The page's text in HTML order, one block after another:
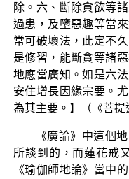
除。六、斷除貪欲等
過患，及墮惡趣等當
常可破壞法，此定不
是修習，能斷貪等諸
地應當廣知。如是六
安住增長因緣宗要。
為其主要。】（《菩提
《廣論》中這個
所談到的，而蓮花戒
《瑜伽師地論》當中